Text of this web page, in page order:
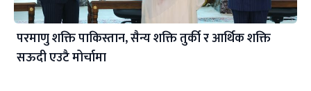
परमाणु शक्ति पाकिस्तान, सैन्य शक्ति तुर्की र आर्थिक शक्ति
सऊदी एउटै मोर्चामा